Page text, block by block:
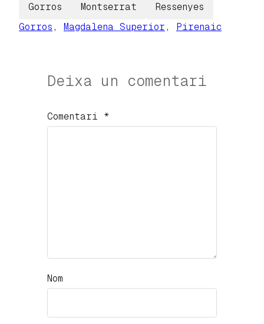
Gorros Montserrat
Ressenyes
Gorros , Magdalena Superior , Pirenaic
Deixa un comentari
Comentari *
Nom